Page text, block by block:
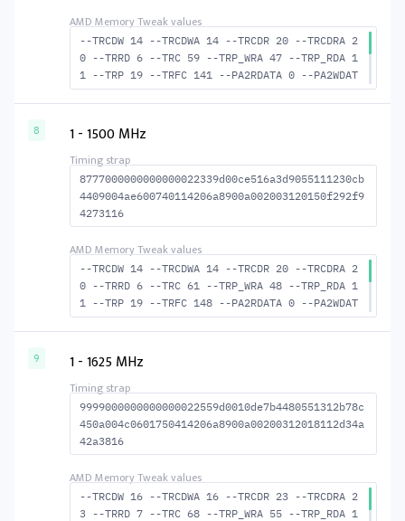
--TRCDW 14 --TRCDWA 14 --TRCDR 20 --TRCDRA 2
0 --TRRD 6 --TRC 59 --TRP_WRA 47 --TRP_RDA 1
1 --TRP 19 --TRFC 141 --PA2RDATA 0 --PA2WDAT
A 0 --TFAW 10 --TCRCRL 2 --TCRCWL 6 --TFAW32
MACTWR 45 --RAS2RAS 141 --RP 38 --WRPLUSRP 4
8 1 - 1500 MHz
8777000000000000022339d00ce516a3d9055111230cb
4409004ae600740114206a8900a002003120150f292f9
4273116
--TRCDW 14 --TRCDWA 14 --TRCDR 20 --TRCDRA 2
0 --TRRD 6 --TRC 61 --TRP_WRA 48 --TRP_RDA 1
1 --TRP 19 --TRFC 148 --PA2RDATA 0 --PA2WDAT
A 0 --TFAW 10 --TCRCRL 2 --TCRCWL 6 --TFAW32
MACTWR 47 --RAS2RAS 148 --RP 39 --WRPLUSRP 4
9 1 - 1625 MHz
9999000000000000022559d0010de7b4480551312b78c
450a004c0601750414206a8900a00200312018112d34a
42a3816
--TRCDW 16 --TRCDWA 16 --TRCDR 23 --TRCDRA 2
3 --TRRD 7 --TRC 68 --TRP_WRA 55 --TRP_RDA 1